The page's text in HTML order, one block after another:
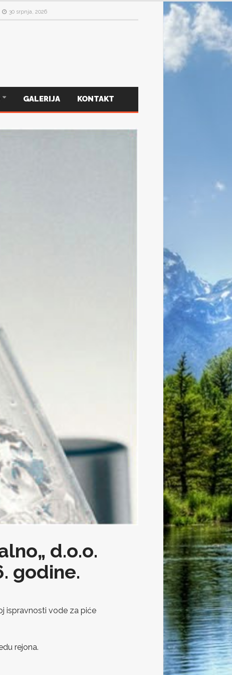
30 srpnja, 2026
GALERIJA KONTAKT
d.o.o.
godine.
ispravnosti vode za piće
rejona.